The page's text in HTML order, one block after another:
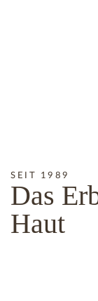
SEIT 1989
Das
Haut